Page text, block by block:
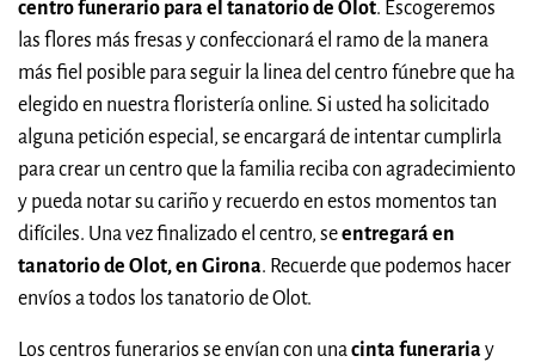
centro funerario para el tanatorio de Olot. Escogeremos
las flores más fresas y confeccionará el ramo de la manera
más fiel posible para seguir la linea del centro fúnebre que ha
elegido en nuestra floristería online. Si usted ha solicitado
alguna petición especial, se encargará de intentar cumplirla
para crear un centro que la familia reciba con agradecimiento
y pueda notar su cariño y recuerdo en estos momentos tan
difíciles. Una vez finalizado el centro, seentregará en
tanatorio de Olot, en Girona. Recuerde que podemos hacer
envíos a todos los tanatorio de Olot.
Los centros funerarios se envían con unacinta funerariay